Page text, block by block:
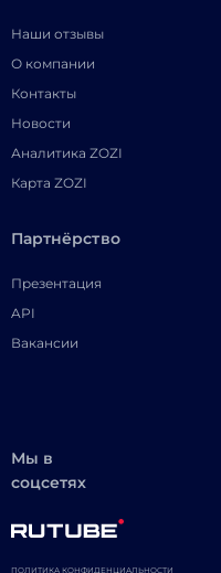
Наши отзывы
О компании
Контакты
Новости
Аналитика ZOZI
Карта ZOZI
Партнёрство
Презентация
API
Вакансии
Мы в
соцсетях
ПОЛИТИКА КОНФИДЕНЦИАЛЬНОСТИ